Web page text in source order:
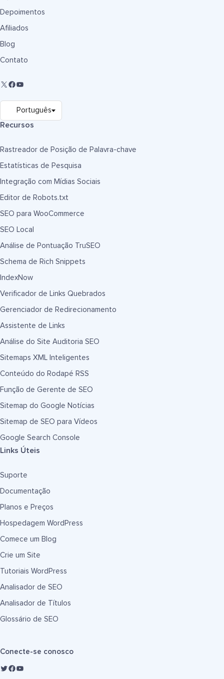
Depoimentos
Afiliados
Blog
Contato
Recursos
Rastreador de Posição de Palavra-chave
Estatísticas de Pesquisa
Integração com Mídias Sociais
Editor de Robots.txt
SEO para WooCommerce
SEO Local
Análise de Pontuação TruSEO
Schema de Rich Snippets
IndexNow
Verificador de Links Quebrados
Gerenciador de Redirecionamento
Assistente de Links
Análise do Site Auditoria SEO
Sitemaps XML Inteligentes
Conteúdo do Rodapé RSS
Função de Gerente de SEO
Sitemap do Google Notícias
Sitemap de SEO para Vídeos
Google Search Console
Links Úteis
Suporte
Documentação
Planos e Preços
Hospedagem WordPress
Comece um Blog
Crie um Site
Tutoriais WordPress
Analisador de SEO
Analisador de Títulos
Glossário de SEO
Conecte-se conosco